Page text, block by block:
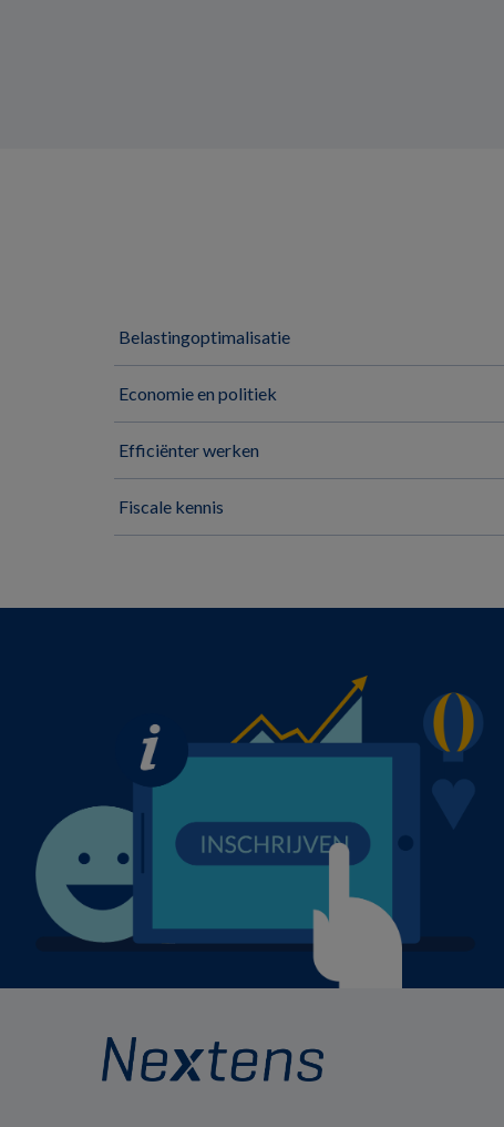
Belastingoptimalisatie
Economie en politiek
Efficiënter werken
Fiscale kennis